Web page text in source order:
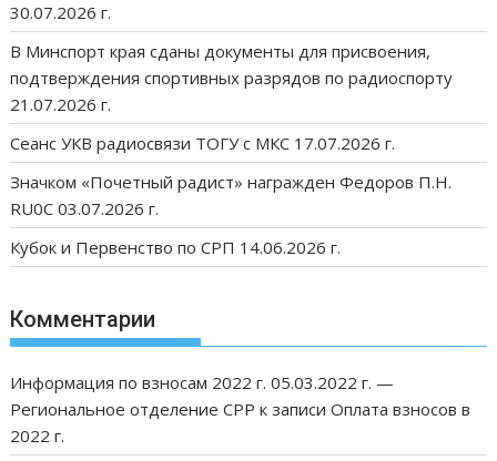
30.07.2026 г.
В Минспорт края сданы документы для присвоения,
подтверждения спортивных разрядов по радиоспорту
21.07.2026 г.
Сеанс УКВ радиосвязи ТОГУ с МКС 17.07.2026 г.
Значком «Почетный радист» награжден Федоров П.Н.
RU0C 03.07.2026 г.
Кубок и Первенство по СРП 14.06.2026 г.
Комментарии
Информация по взносам 2022 г. 05.03.2022 г. —
Региональное отделение СРР к записиОплата взносов в
2022 г.